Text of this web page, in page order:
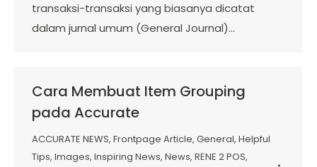
transaksi-transaksi yang biasanya dicatat
dalam jurnal umum (General Journal)…
Cara Membuat Item Grouping
pada Accurate
ACCURATE NEWS, Frontpage Article, General, Helpful
Tips, Images, Inspiring News, News, RENE 2 POS,